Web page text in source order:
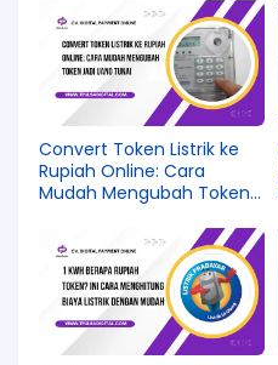
Convert Token Listrik ke
Rupiah Online: Cara
Mudah Mengubah Token